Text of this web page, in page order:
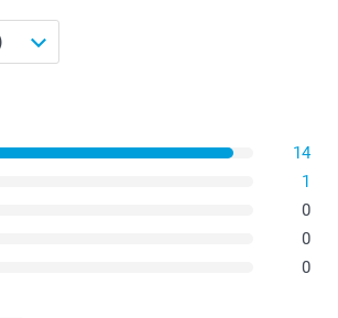
14
1
0
0
0